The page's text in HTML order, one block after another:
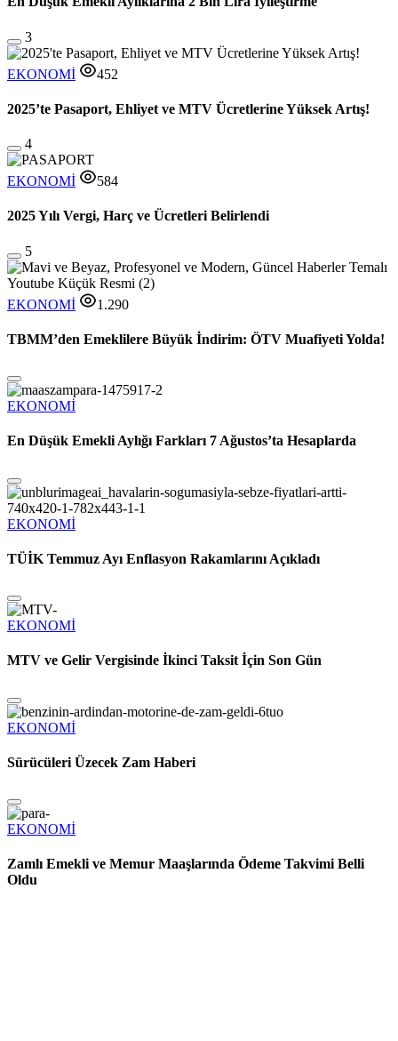
3
EKONOMİ 452
2025’te Pasaport, Ehliyet ve MTV Ücretlerine Yüksek Artış!
4
EKONOMİ 584
2025 Yılı Vergi, Harç ve Ücretleri Belirlendi
5
EKONOMİ 1.290
TBMM’den Emeklilere Büyük İndirim: ÖTV Muafiyeti Yolda!
EKONOMİ
En Düşük Emekli Aylığı Farkları 7 Ağustos’ta Hesaplarda
EKONOMİ
TÜİK Temmuz Ayı Enflasyon Rakamlarını Açıkladı
EKONOMİ
MTV ve Gelir Vergisinde İkinci Taksit İçin Son Gün
EKONOMİ
Sürücüleri Üzecek Zam Haberi
EKONOMİ
Zamlı Emekli ve Memur Maaşlarında Ödeme Takvimi Belli
Oldu